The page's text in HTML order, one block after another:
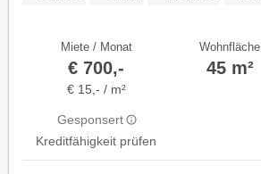
Miete / Monat
€ 700,-
€ 15,- / m²
Gesponsert
Kreditfähigkeit prüfen
Wohnfläche
45 m²